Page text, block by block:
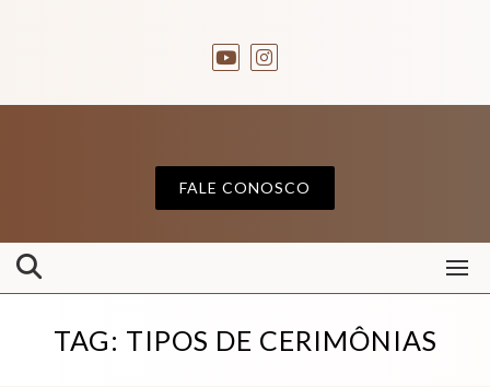
FALE CONOSCO
TAG: TIPOS DE CERIMÔNIAS